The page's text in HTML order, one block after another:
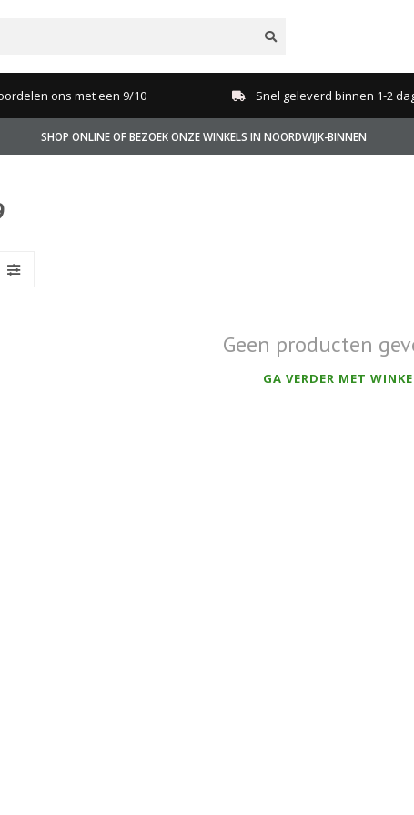
ons met een 9/10 Snel geleverd binnen 1-2
SHOP ONLINE OF BEZOEK ONZE WINKELS IN NOORDWIJK-BINNEN
Geen producten
GA VERDER MET